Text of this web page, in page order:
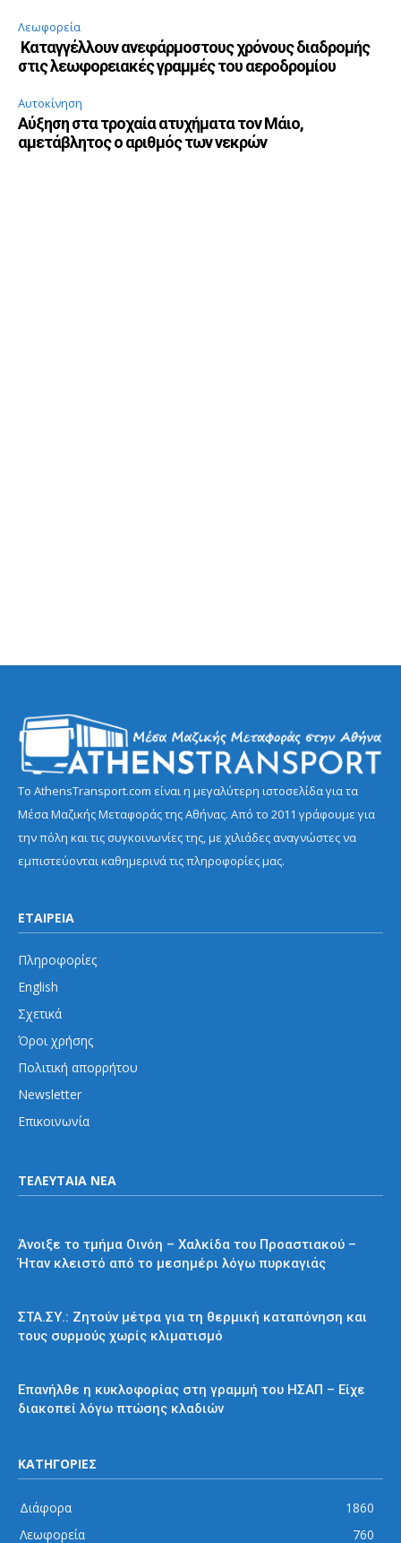
Λεωφορεία
Καταγγέλλουν ανεφάρμοστους χρόνους διαδρομής
στις λεωφορειακές γραμμές του αεροδρομίου
Αυτοκίνηση
Αύξηση στα τροχαία ατυχήματα τον Μάιο,
αμετάβλητος ο αριθμός των νεκρών
Το AthensTransport.com είναι η μεγαλύτερη ιστοσελίδα για τα
Μέσα Μαζικής Μεταφοράς της Αθήνας. Από το 2011 γράφουμε για
την πόλη και τις συγκοινωνίες της, με χιλιάδες αναγνώστες να
εμπιστεύονται καθημερινά τις πληροφορίες μας.
ΕΤΑΙΡΕΙΑ
Πληροφορίες
English
Σχετικά
Όροι χρήσης
Πολιτική απορρήτου
Newsletter
Επικοινωνία
ΤΕΛΕΥΤΑΙΑ ΝΕΑ
Άνοιξε το τμήμα Οινόη – Χαλκίδα του Προαστιακού –
Ήταν κλειστό από το μεσημέρι λόγω πυρκαγιάς
ΣΤΑ.ΣΥ.: Ζητούν μέτρα για τη θερμική καταπόνηση και
τους συρμούς χωρίς κλιματισμό
Επανήλθε η κυκλοφορίας στη γραμμή του ΗΣΑΠ – Είχε
διακοπεί λόγω πτώσης κλαδιών
ΚΑΤΗΓΟΡΙΕΣ
Διάφορα
1860
Λεωφορεία
760